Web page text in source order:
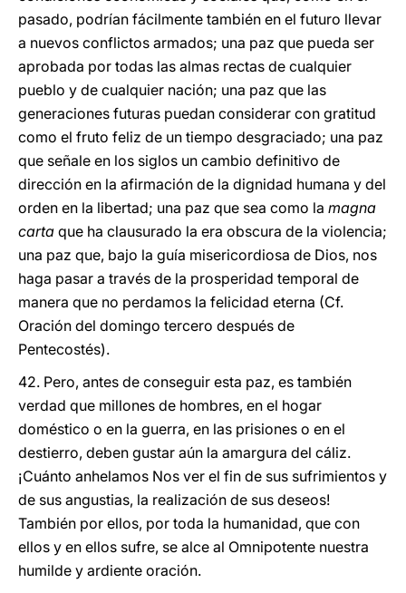
pasado, podrían fácilmente también en el futuro llevar
a nuevos conflictos armados; una paz que pueda ser
aprobada por todas las almas rectas de cualquier
pueblo y de cualquier nación; una paz que las
generaciones futuras puedan considerar con gratitud
como el fruto feliz de un tiempo desgraciado; una paz
que señale en los siglos un cambio definitivo de
dirección en la afirmación de la dignidad humana y del
orden en la libertad; una paz que sea como la magna
carta que ha clausurado la era obscura de la violencia;
una paz que, bajo la guía misericordiosa de Dios, nos
haga pasar a través de la prosperidad temporal de
manera que no perdamos la felicidad eterna (Cf.
Oración del domingo tercero después de
Pentecostés).
42. Pero, antes de conseguir esta paz, es también
verdad que millones de hombres, en el hogar
doméstico o en la guerra, en las prisiones o en el
destierro, deben gustar aún la amargura del cáliz.
¡Cuánto anhelamos Nos ver el fin de sus sufrimientos y
de sus angustias, la realización de sus deseos!
También por ellos, por toda la humanidad, que con
ellos y en ellos sufre, se alce al Omnipotente nuestra
humilde y ardiente oración.